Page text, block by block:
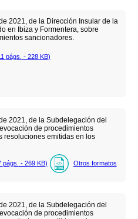
2021, de la Dirección Insular de la
en Ibiza y Formentera, sobre
sancionadores.
págs. - 228 KB)
2021, de la Subdelegación del
de procedimientos
resoluciones emitidas en los
págs. - 269 KB) Otros formatos
2021, de la Subdelegación del
de procedimientos